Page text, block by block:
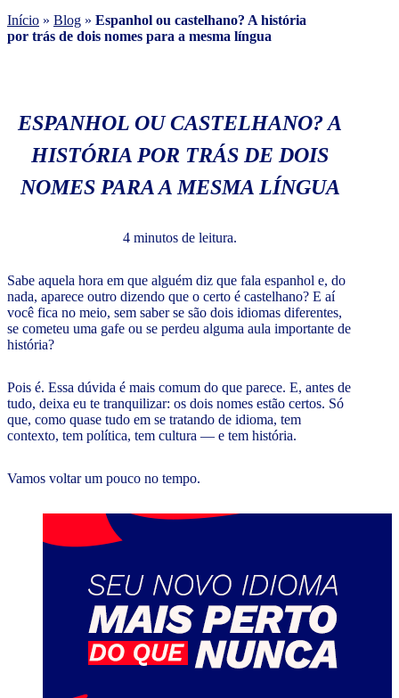
Início » Blog » Espanhol ou castelhano? A história
por trás de dois nomes para a mesma língua
ESPANHOL OU CASTELHANO? A
HISTÓRIA POR TRÁS DE DOIS
NOMES PARA A MESMA LÍNGUA
4 minutos de leitura.
Sabe aquela hora em que alguém diz que fala espanhol e, do
nada, aparece outro dizendo que o certo é castelhano? E aí
você fica no meio, sem saber se são dois idiomas diferentes,
se cometeu uma gafe ou se perdeu alguma aula importante de
história?
Pois é. Essa dúvida é mais comum do que parece. E, antes de
tudo, deixa eu te tranquilizar: os dois nomes estão certos. Só
que, como quase tudo em se tratando de idioma, tem
contexto, tem política, tem cultura — e tem história.
Vamos voltar um pouco no tempo.